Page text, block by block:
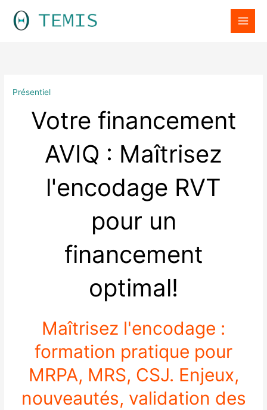
Présentiel
Votre financement
AVIQ : Maîtrisez
l'encodage RVT
pour un
financement
optimal!
Maîtrisez l'encodage :
formation pratique pour
MRPA, MRS, CSJ. Enjeux,
nouveautés, validation des